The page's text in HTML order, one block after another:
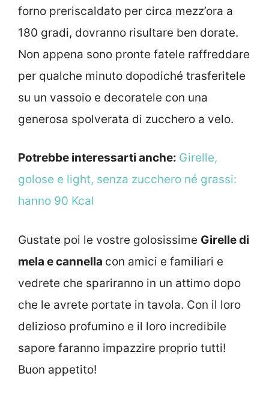
forno preriscaldato per circa mezz’ora a
180 gradi, dovranno risultare ben dorate.
Non appena sono pronte fatele raffreddare
per qualche minuto dopodiché trasferitele
su un vassoio e decoratele con una
generosa spolverata di zucchero a velo.
Potrebbe interessarti anche: Girelle,
golose e light, senza zucchero né grassi:
hanno 90 Kcal
Gustate poi le vostre golosissime Girelle di
mela e cannella con amici e familiari e
vedrete che spariranno in un attimo dopo
che le avrete portate in tavola. Con il loro
delizioso profumino e il loro incredibile
sapore faranno impazzire proprio tutti!
Buon appetito!